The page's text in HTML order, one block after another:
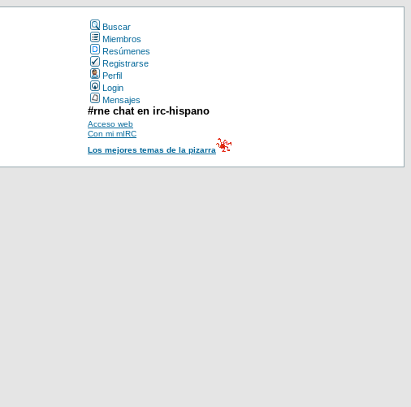
Buscar
Miembros
Resúmenes
Registrarse
Perfil
Login
Mensajes
#rne chat en irc-hispano
Acceso web
Con mi mIRC
Los mejores temas de la pizarra